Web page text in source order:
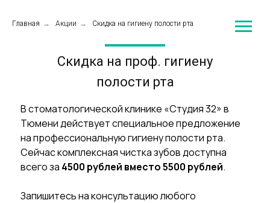
Главная → Акции → Скидка на гигиену полости рта
Скидка на проф. гигиену
полости рта
В стоматологической клинике «Студия 32» в
Тюмени действует специальное предложение
на профессиональную гигиену полости рта.
Сейчас комплексная чистка зубов доступна
всего за 4500 рублей вместо 5500 рублей.
Запишитесь на консультацию любого